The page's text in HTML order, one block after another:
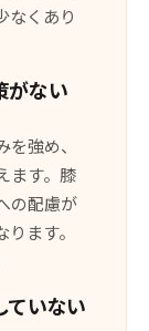
なくあり
がない
強め、
ます。膝
の配慮が
ます。
いない